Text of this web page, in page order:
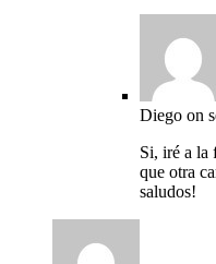
Diego on
Si, iré a la
que otra
saludos!